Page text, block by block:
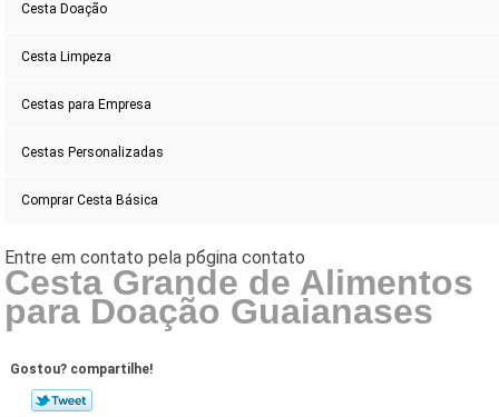
Cesta Doação
Cesta Limpeza
Cestas para Empresa
Cestas Personalizadas
Comprar Cesta Básica
Cesta Grande de Alimentos
para Doação Guaianases
Gostou? compartilhe!